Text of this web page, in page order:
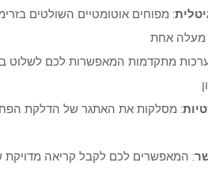
: מפוחים אוטומטיים השולטים
מעלה אחת
מתקדמות המאפשרות לכם לשלוט
: מסלקות את האתגר של הדלקת
: המאפשרים לכם לקבל קריאה